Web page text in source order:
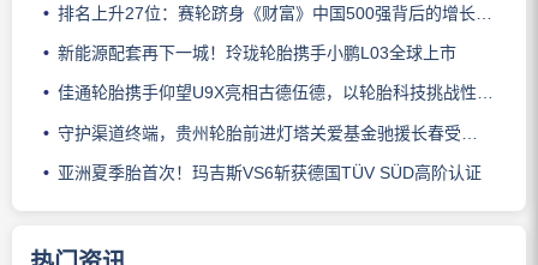
排名上升27位：赛轮跻身《财富》中国500强背后的增长逻辑
新能源配套再下一城！玲珑轮胎携手小鹏L03全球上市
佳通轮胎携手仰望U9X亮相古德伍德，以轮胎科技挑战性能边界
守护渠道终端，贵州轮胎前进灯塔关爱基金驰援长春受灾门店
亚洲夏季胎首次！玛吉斯VS6斩获德国TÜV SÜD高阶认证